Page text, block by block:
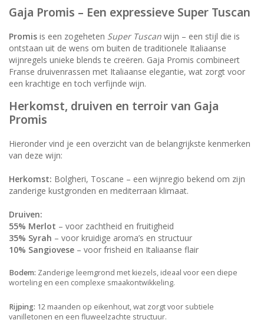
Gaja Promis – Een expressieve Super Tuscan
Promis is een zogeheten Super Tuscan wijn – een stijl die is
ontstaan uit de wens om buiten de traditionele Italiaanse
wijnregels unieke blends te creëren. Gaja Promis combineert
Franse druivenrassen met Italiaanse elegantie, wat zorgt voor
een krachtige en toch verfijnde wijn.
Herkomst, druiven en terroir van Gaja
Promis
Hieronder vind je een overzicht van de belangrijkste kenmerken
van deze wijn:
Herkomst: Bolgheri, Toscane – een wijnregio bekend om zijn
zanderige kustgronden en mediterraan klimaat.
Druiven:
55% Merlot – voor zachtheid en fruitigheid
35% Syrah – voor kruidige aroma’s en structuur
10% Sangiovese – voor frisheid en Italiaanse flair
Bodem: Zanderige leemgrond met kiezels, ideaal voor een diepe
worteling en een complexe smaakontwikkeling.
Rijping: 12 maanden op eikenhout, wat zorgt voor subtiele
vanilletonen en een fluweelzachte structuur.